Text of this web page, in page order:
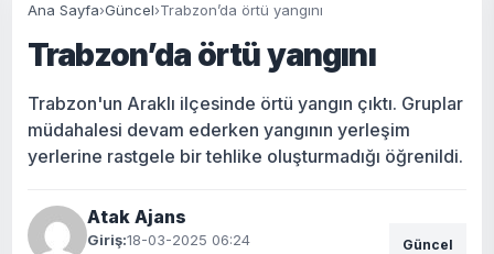
Ana Sayfa›Güncel›Trabzon’da örtü yangını
Trabzon’da örtü yangını
Trabzon'un Araklı ilçesinde örtü yangın çıktı. Gruplar
müdahalesi devam ederken yangının yerleşim
yerlerine rastgele bir tehlike oluşturmadığı öğrenildi.
Atak Ajans
Giriş:18-03-2025 06:24 Güncel